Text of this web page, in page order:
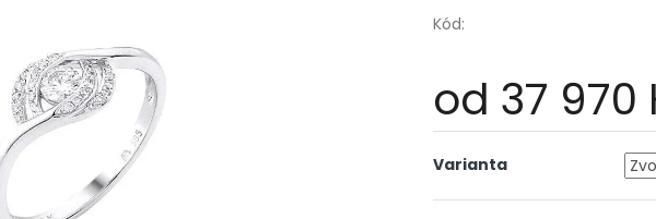
Kód:
od 37 970
cena:
Varianta